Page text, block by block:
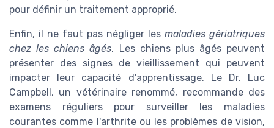
pour définir un traitement approprié.
Enfin, il ne faut pas négliger les maladies gériatriques
chez les chiens âgés. Les chiens plus âgés peuvent
présenter des signes de vieillissement qui peuvent
impacter leur capacité d'apprentissage. Le Dr. Luc
Campbell, un vétérinaire renommé, recommande des
examens réguliers pour surveiller les maladies
courantes comme l'arthrite ou les problèmes de vision,